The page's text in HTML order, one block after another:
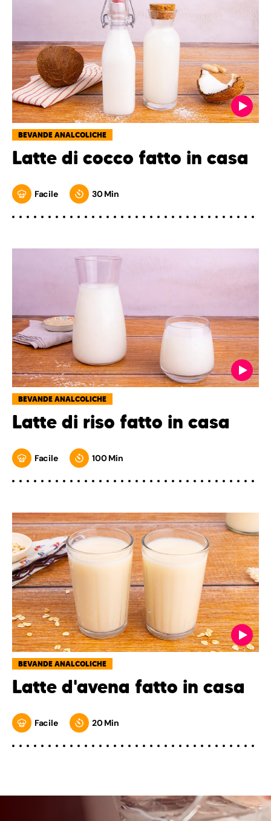
BEVANDE ANALCOLICHE
Latte di cocco fatto in casa
Facile 30 Min
BEVANDE ANALCOLICHE
Latte di riso fatto in casa
Facile 100 Min
BEVANDE ANALCOLICHE
Latte d'avena fatto in casa
Facile 20 Min